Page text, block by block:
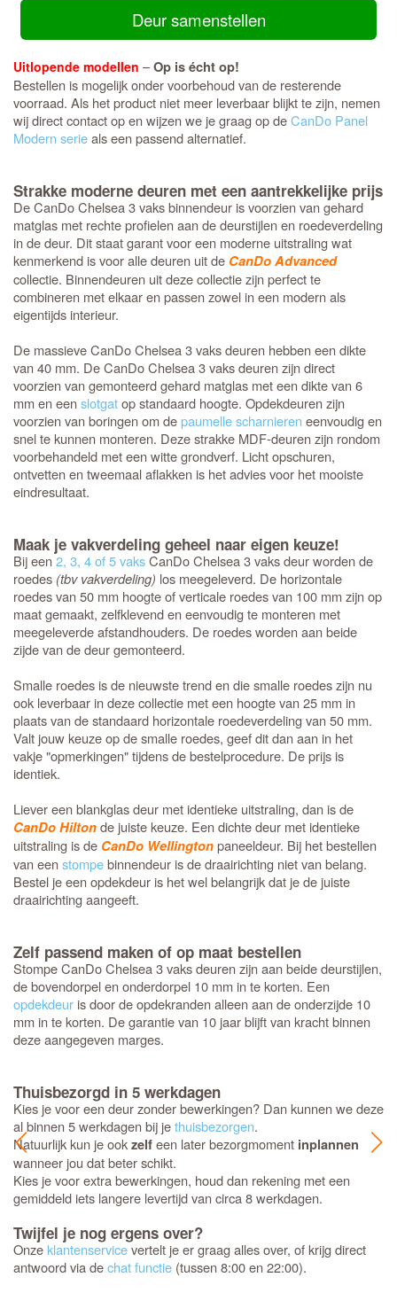
Deur samenstellen
Uitlopende modellen –Op is écht op!
Bestellen is mogelijk onder voorbehoud van de resterende
voorraad. Als het product niet meer leverbaar blijkt te zijn, nemen
wij direct contact op en wijzen we je graag op deCanDo Panel
Modern serieals een passend alternatief.
Strakke moderne deuren met een aantrekkelijke prijs
De CanDo Chelsea 3 vaks binnendeur is voorzien van gehard
matglas met rechte profielen aan de deurstijlen en roedeverdeling
in de deur. Dit staat garant voor een moderne uitstraling wat
kenmerkend is voor alle deuren uit de CanDo Advanced
collectie. Binnendeuren uit deze collectie zijn perfect te
combineren met elkaar en passen zowel in een modern als
eigentijds interieur.
De massieve CanDo Chelsea 3 vaks deuren hebben een dikte
van 40 mm. De CanDo Chelsea 3 vaks deuren zijn direct
voorzien van gemonteerd gehard matglas met een dikte van 6
mm en eenslotgatop standaard hoogte. Opdekdeuren zijn
voorzien van boringen om depaumelle scharnieren eenvoudig en
snel te kunnen monteren. Deze strakke MDF-deuren zijn rondom
voorbehandeld met een witte grondverf. Licht opschuren,
ontvetten en tweemaal aflakken is het advies voor het mooiste
eindresultaat.
Maak je vakverdeling geheel naar eigen keuze!
Bij een2, 3, 4 of 5 vaksCanDo Chelsea 3 vaks deur worden de
roedes (tbv vakverdeling) los meegeleverd. De horizontale
roedes van 50 mm hoogte of verticale roedes van 100 mm zijn op
maat gemaakt, zelfklevend en eenvoudig te monteren met
meegeleverde afstandhouders. De roedes worden aan beide
zijde van de deur gemonteerd.
Smalle roedes is de nieuwste trend en die smalle roedes zijn nu
ook leverbaar in deze collectie met een hoogte van 25 mm in
plaats van de standaard horizontale roedeverdeling van 50 mm.
Valt jouw keuze op de smalle roedes, geef dit dan aan in het
vakje "opmerkingen" tijdens de bestelprocedure. De prijs is
identiek.
Liever een blankglas deur met identieke uitstraling, dan is de
CanDo Hiltonde juiste keuze. Een dichte deur met identieke
uitstraling is de CanDo Wellingtonpaneeldeur. Bij het bestellen
van eenstompebinnendeur is de draairichting niet van belang.
Bestel je een opdekdeur is het wel belangrijk dat je de juiste
draairichting aangeeft.
Zelf passend maken of op maat bestellen
Stompe CanDo Chelsea 3 vaks deuren zijn aan beide deurstijlen,
de bovendorpel en onderdorpel 10 mm in te korten. Een
opdekdeur is door de opdekranden alleen aan de onderzijde 10
mm in te korten. De garantie van 10 jaar blijft van kracht binnen
deze aangegeven marges.
Thuisbezorgd in 5 werkdagen
Kies je voor een deur zonder bewerkingen? Dan kunnen we deze
al binnen 5 werkdagen bij jethuisbezorgen.
Natuurlijk kun je ookzelfeen later bezorgmoment inplannen
wanneer jou dat beter schikt.
Kies je voor extra bewerkingen, houd dan rekening met een
gemiddeld iets langere levertijd van circa 8 werkdagen.
Twijfel je nog ergens over?
Onzeklantenservicevertelt je er graag alles over, of krijg direct
antwoord via dechat functie (tussen 8:00 en 22:00).